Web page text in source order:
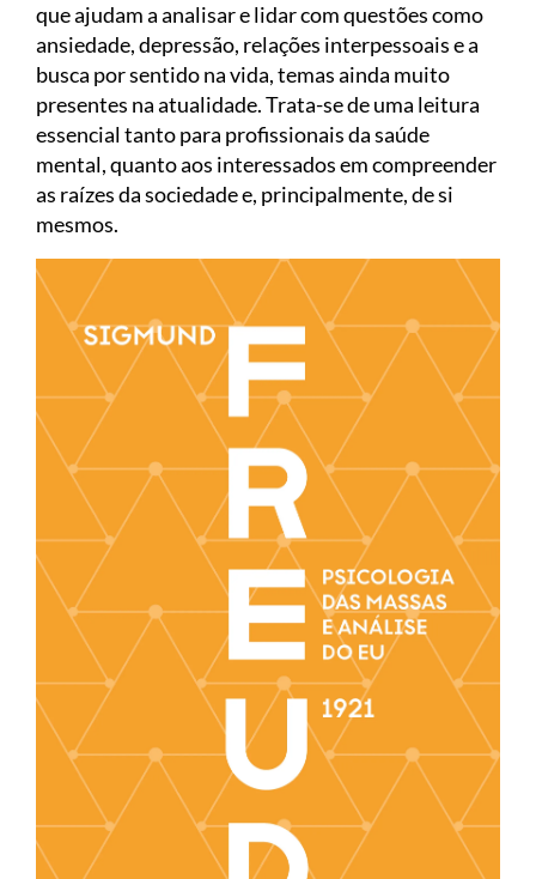
que ajudam a analisar e lidar com questões como
ansiedade, depressão, relações interpessoais e a
busca por sentido na vida, temas ainda muito
presentes na atualidade. Trata-se de uma leitura
essencial tanto para profissionais da saúde
mental, quanto aos interessados em compreender
as raízes da sociedade e, principalmente, de si
mesmos.